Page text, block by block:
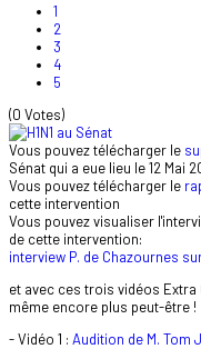
1
2
3
4
5
(0 Votes)
Vous pouvez télécharger le
Sénat qui a eue lieu le 12 Mai
Vous pouvez télécharger le
cette intervention
Vous pouvez visualiser
de cette intervention:
interview P. de Chazournes
et avec ces trois vidéos
même encore plus peut-être !
- Vidéo 1 : Audition de M. Tom